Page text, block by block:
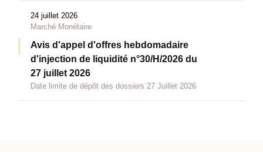
24 juillet 2026
Marché Monétaire
Avis d'appel d'offres hebdomadaire
d'injection de liquidité n°30/H/2026 du
27 juillet 2026
Date limite de dépôt des dossiers 27 Juillet 2026